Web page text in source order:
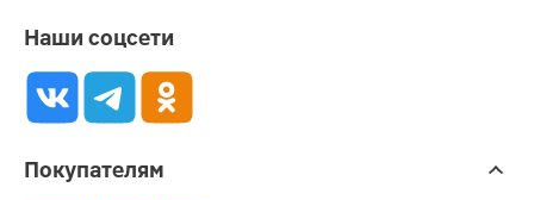
Наши соцсети
Покупателям